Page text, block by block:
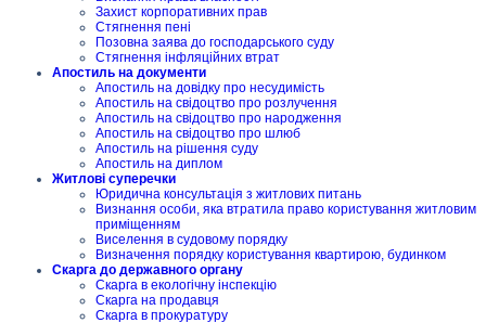
Захист корпоративних прав
Стягнення пені
Позовна заява до господарського суду
Стягнення інфляційних втрат
Апостиль на документи
Апостиль на довідку про несудимість
Апостиль на свідоцтво про розлучення
Апостиль на свідоцтво про народження
Апостиль на свідоцтво про шлюб
Апостиль на рішення суду
Апостиль на диплом
Житлові суперечки
Юридична консультація з житлових питань
Визнання особи, яка втратила право користування житловим
приміщенням
Виселення в судовому порядку
Визначення порядку користування квартирою, будинком
Скарга до державного органу
Скарга в екологічну інспекцію
Скарга на продавця
Скарга в прокуратуру